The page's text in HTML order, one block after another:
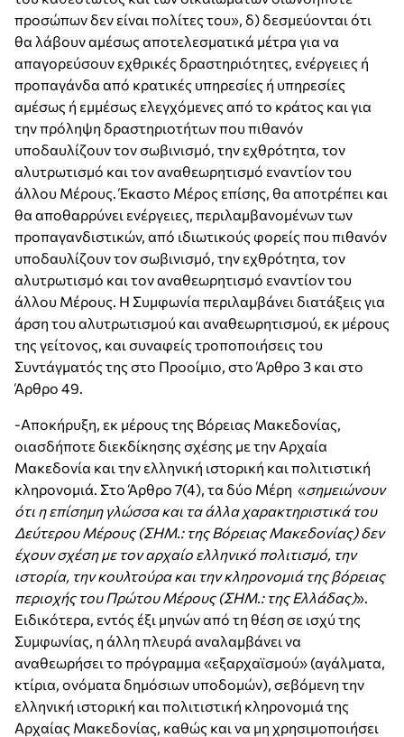
προσώπων δεν είναι πολίτες του», δ) δεσμεύονται ότι
θα λάβουν αμέσως αποτελεσματικά μέτρα για να
απαγορεύσουν εχθρικές δραστηριότητες, ενέργειες ή
προπαγάνδα από κρατικές υπηρεσίες ή υπηρεσίες
αμέσως ή εμμέσως ελεγχόμενες από το κράτος και για
την πρόληψη δραστηριοτήτων που πιθανόν
υποδαυλίζουν τον σωβινισμό, την εχθρότητα, τον
αλυτρωτισμό και τον αναθεωρητισμό εναντίον του
άλλου Μέρους. Έκαστο Μέρος επίσης, θα αποτρέπει και
θα αποθαρρύνει ενέργειες, περιλαμβανομένων των
προπαγανδιστικών, από ιδιωτικούς φορείς που πιθανόν
υποδαυλίζουν τον σωβινισμό, την εχθρότητα, τον
αλυτρωτισμό και τον αναθεωρητισμό εναντίον του
άλλου Μέρους. Η Συμφωνία περιλαμβάνει διατάξεις για
άρση του αλυτρωτισμού και αναθεωρητισμού, εκ μέρους
της γείτονος, και συναφείς τροποποιήσεις του
Συντάγματός της στο Προοίμιο, στο Άρθρο 3 και στο
Άρθρο 49.
-Αποκήρυξη, εκ μέρους της Βόρειας Μακεδονίας,
οιασδήποτε διεκδίκησης σχέσης με την Αρχαία
Μακεδονία και την ελληνική ιστορική και πολιτιστική
κληρονομιά. Στο Άρθρο 7(4), τα δύο Μέρη «σημειώνουν
ότι η επίσημη γλώσσα και τα άλλα χαρακτηριστικά του
Δεύτερου Μέρους (ΣΗΜ.: της Βόρειας Μακεδονίας) δεν
έχουν σχέση με τον αρχαίο ελληνικό πολιτισμό, την
ιστορία, την κουλτούρα και την κληρονομιά της βόρειας
περιοχής του Πρώτου Μέρους (ΣΗΜ.: της Ελλάδας)».
Ειδικότερα, εντός έξι μηνών από τη θέση σε ισχύ της
Συμφωνίας, η άλλη πλευρά αναλαμβάνει να
αναθεωρήσει το πρόγραμμα «εξαρχαϊσμού» (αγάλματα,
κτίρια, ονόματα δημόσιων υποδομών), σεβόμενη την
ελληνική ιστορική και πολιτιστική κληρονομιά της
Αρχαίας Μακεδονίας, καθώς και να μη χρησιμοποιήσει